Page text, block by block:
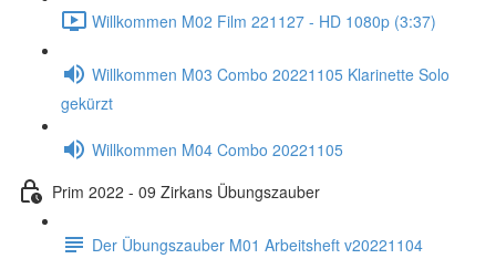
Willkommen M02 Film 221127 - HD 1080p (3:37)
Willkommen M03 Combo 20221105 Klarinette Solo
gekürzt
Willkommen M04 Combo 20221105
Prim 2022 - 09 Zirkans Übungszauber
Der Übungszauber M01 Arbeitsheft v20221104